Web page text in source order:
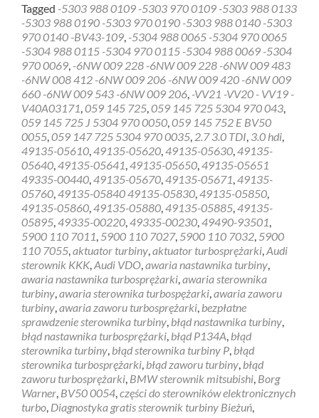
about
Diagnostyka
gratis
sterownik
turbiny
Bieżuń
Tagged -5303 988 0109 -5303 970 0109 -5303 988 0133
-5303 988 0190 -5303 970 0190 -5303 988 0140 -5303
970 0140 -BV43-109 -5304 988 0065 -5304 970 0065
-5304 988 0115 -5304 970 0115 -5304 988 0069 -5304
970 0069 -6NW 009 228 -6NW 009 228 -6NW 009 483
-6NW 008 412 -6NW 009 206 -6NW 009 420 -6NW 009
660 -6NW 009 543 -6NW 009 206 -VV21 -VV20 - VV19 -
V40A03171 059 145 725 059 145 725 5304 970 043
059 145 725 J 5304 970 0050 059 145 752 E BV50
0055 059 147 725 5304 970 0035 2.7 3.0 TDI 3.0 hdi
49135-05610 49135-05620 49135-05630 49135-
05640 49135-05641 49135-05650 49135-05651
49335-00440 49135-05670 49135-05671 49135-
05760 49135-05840 49135-05830 49135-05850
49135-05860 49135-05880 49135-05885 49135-
05895 49335-00220 49335-00230 49490-93501
5900 110 7011 5900 110 7027, 5900 110 7032 5900
110 7055 aktuator turbiny aktuator turbosprężarki Audi
sterownik KKK Audi VDO awaria nastawnika turbiny
awaria nastawnika turbosprężarki awaria sterownika
turbiny awaria sterownika turbospężarki awaria zaworu
turbiny awaria zaworu turbosprężarki bezpłatne
sprawdzenie sterownika turbiny błąd nastawnika turbiny
błąd nastawnika turbosprężarki błąd P134A błąd
sterownika turbiny błąd sterownika turbiny P błąd
sterownika turbosprężarki błąd zaworu turbiny błąd
zaworu turbosprężarki BMW sterownik mitsubishi Borg
Warner BV50 0054 części do sterowników elektronicznych
turbo Diagnostyka gratis sterownik turbiny Bieżuń